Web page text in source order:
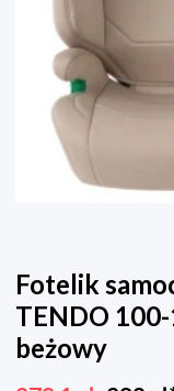
Fotelik
TENDO 100-
beżowy